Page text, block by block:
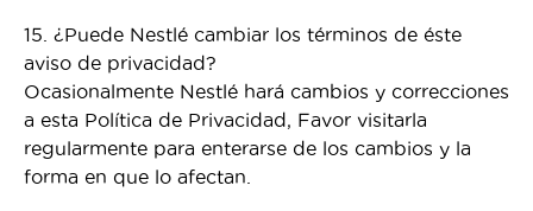
15. ¿Puede Nestlé cambiar los términos de éste
aviso de privacidad?
Ocasionalmente Nestlé hará cambios y correcciones
a esta Política de Privacidad, Favor visitarla
regularmente para enterarse de los cambios y la
forma en que lo afectan.